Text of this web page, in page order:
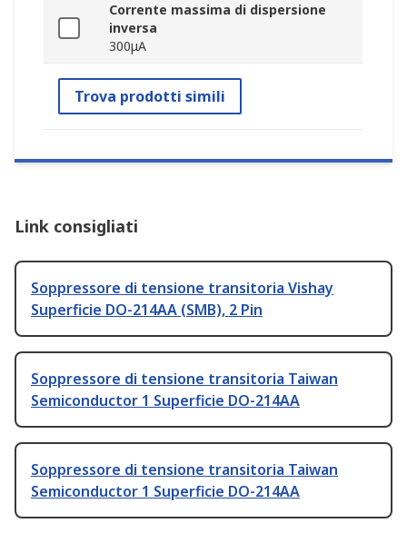
Corrente massima di dispersione
inversa
300μA
Trova prodotti simili
Link consigliati
Soppressore di tensione transitoria Vishay
Superficie DO-214AA (SMB), 2 Pin
Soppressore di tensione transitoria Taiwan
Semiconductor 1 Superficie DO-214AA
Soppressore di tensione transitoria Taiwan
Semiconductor 1 Superficie DO-214AA